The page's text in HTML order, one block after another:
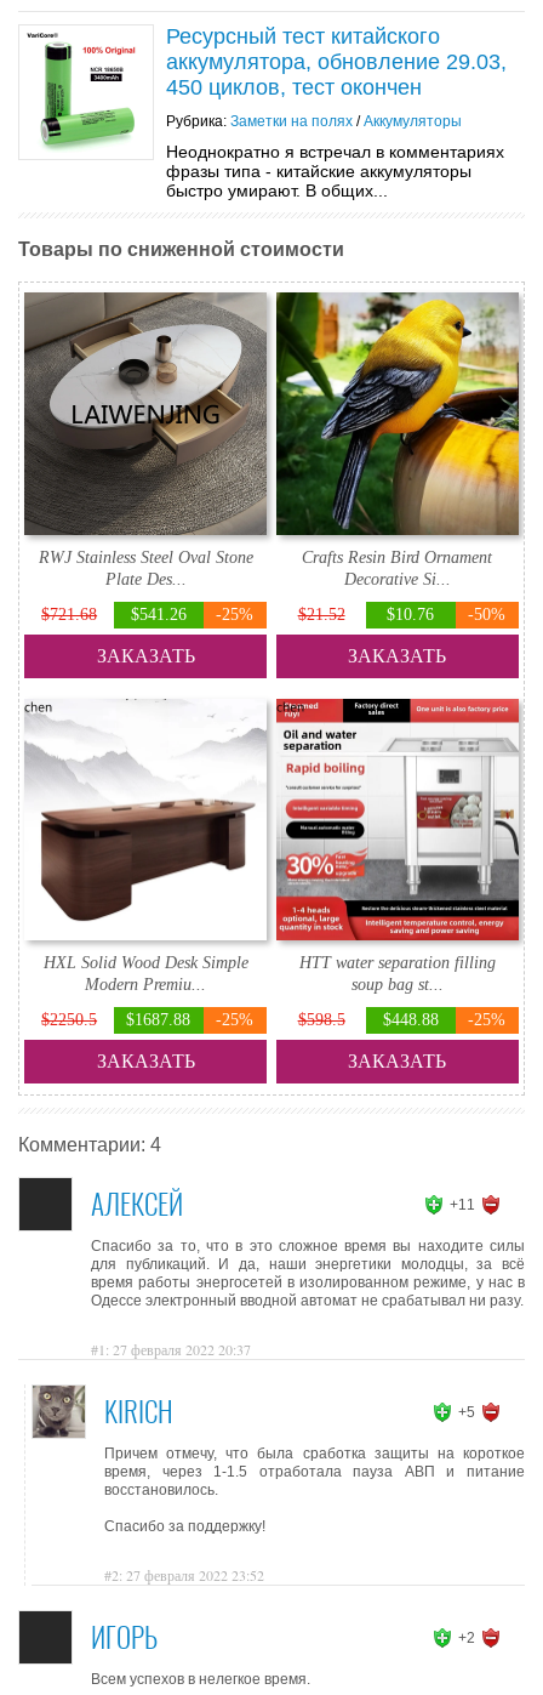
Ресурсный тест китайского
аккумулятора, обновление 29.03,
450 циклов, тест окончен
Рубрика: Заметки на полях /Аккумуляторы
Неоднократно я встречал в комментариях
фразы типа - китайские аккумуляторы
быстро умирают. В общих...
Товары по сниженной стоимости
RWJ Stainless Steel Oval Stone
Plate Des...
$721.68
$541.26 -25%
ЗАКАЗАТЬ
Crafts Resin Bird Ornament
Decorative Si...
$21.52
$10.76 -50%
ЗАКАЗАТЬ
HXL Solid Wood Desk Simple
Modern Premiu...
$2250.5
$1687.88 -25%
ЗАКАЗАТЬ
HTT water separation filling
soup bag st...
$598.5
$448.88 -25%
ЗАКАЗАТЬ
Комментарии: 4
АЛЕКСЕЙ +11
Спасибо за то, что в это сложное время вы находите силы
для публикаций. И да, наши энергетики молодцы, за всё
время работы энергосетей в изолированном режиме, у нас в
Одессе электронный вводной автомат не срабатывал ни разу.
#1: 27 февраля 2022 20:37
KIRICH +5
Причем отмечу, что была сработка защиты на короткое
время, через 1-1.5 отработала пауза АВП и питание
восстановилось.
Спасибо за поддержку!
#2: 27 февраля 2022 23:52
ИГОРЬ +2
Всем успехов в нелегкое время.